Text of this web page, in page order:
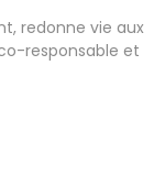
redonne vie aux
responsable et